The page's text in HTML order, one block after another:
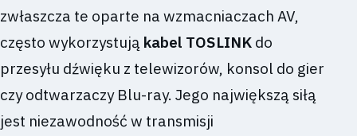
zwłaszcza te oparte na wzmacniaczach AV,
często wykorzystują kabel TOSLINK do
przesyłu dźwięku z telewizorów, konsol do gier
czy odtwarzaczy Blu-ray. Jego największą siłą
jest niezawodność w transmisji